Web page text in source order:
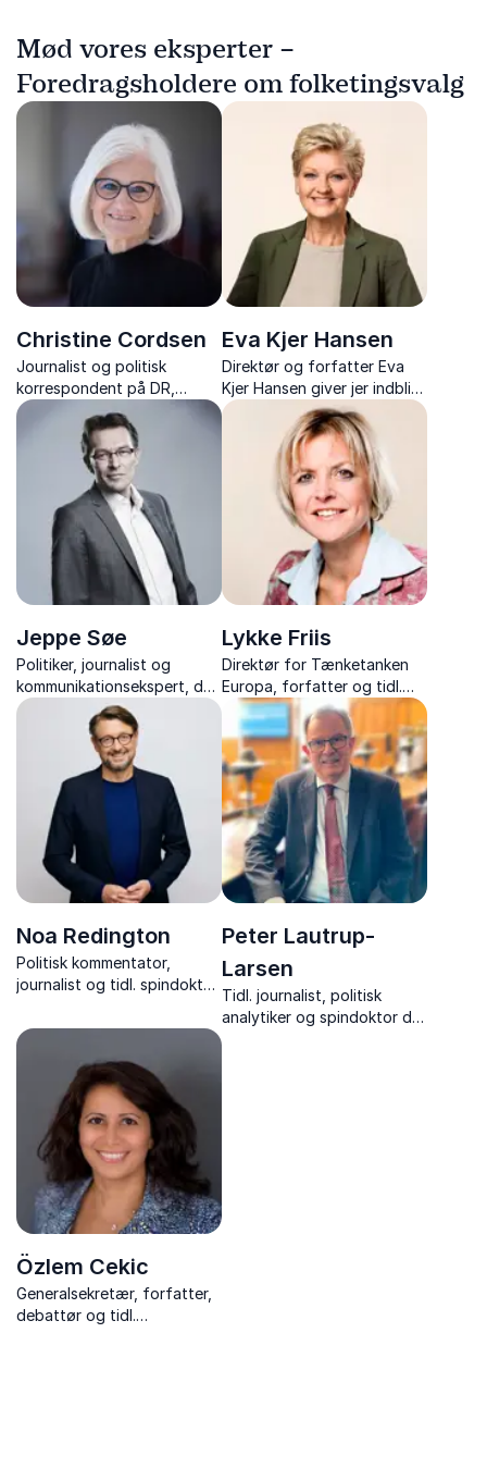
Mød vores eksperter –
Foredragsholdere om folketingsvalg
Christine Cordsen
Journalist og politisk
korrespondent på DR,
Christine Cordsen giver jer
skarpe analyser og
fascinerende anekdoter fra
mere end 30 år på
Christiansborg.
Eva Kjer Hansen
Direktør og forfatter Eva
Kjer Hansen giver jer indblik i
politik på alle niveauer – fra
Christiansborg til EU – med
skarpe analyser og
anekdoter.
Jeppe Søe
Politiker, journalist og
kommunikationsekspert, der
giver jer skarpe indsigter i
ærlig og effektiv
kommunikation.
Lykke Friis
Direktør for Tænketanken
Europa, forfatter og tidl.
Tysklandskorrespondent
Noa Redington
Politisk kommentator,
journalist og tidl. spindoktor
dansk politik og medier
Peter Lautrup-
Larsen
Tidl. journalist, politisk
analytiker og spindoktor der
Özlem Cekic
Generalsekretær, forfatter,
debattør og tidl.